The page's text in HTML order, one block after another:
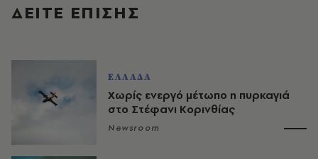
ΔΕΙΤΕ ΕΠΙΣΗΣ
ΕΛΛΑΔΑ
Χωρίς ενεργό μέτωπο η πυρκαγιά
στο Στέφανι Κορινθίας
Newsroom